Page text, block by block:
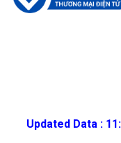
Updated Data :